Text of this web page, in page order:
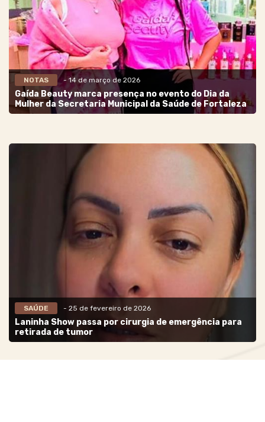
NOTAS - 14 de março de 2026
Gaída Beauty marca presença no evento do Dia da
Mulher da Secretaria Municipal da Saúde de Fortaleza
SAÚDE - 25 de fevereiro de 2026
Laninha Show passa por cirurgia de emergência para
retirada de tumor